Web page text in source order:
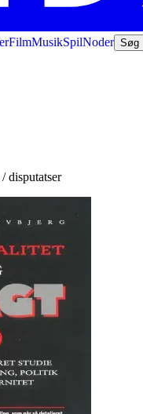
FilmMusikSpilNoder Søg
disputatser